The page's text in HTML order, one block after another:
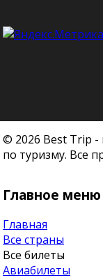
© 2026 Best Trip
по туризму. Все
Главное меню
Главная
Все страны
Все билеты
Авиабилеты